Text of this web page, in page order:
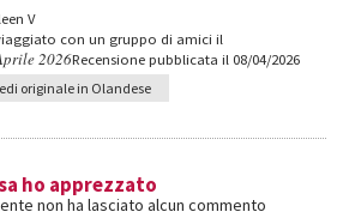
V
con un gruppo di amici il
2026Recensione pubblicata il 08/04/2026
originale in Olandese
ho apprezzato
non ha lasciato alcun commento